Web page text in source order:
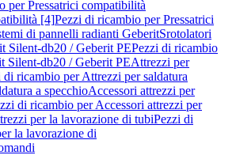
per Pressatrici compatibilità
[4]Pezzi di ricambio per Pressatrici
di pannelli radianti GeberitSrotolatori
Silent-db20 / Geberit PEPezzi di ricambio
Silent-db20 / Geberit PEAttrezzi per
di ricambio per Attrezzi per saldatura
a specchioAccessori attrezzi per
di ricambio per Accessori attrezzi per
per la lavorazione di tubiPezzi di
la lavorazione di